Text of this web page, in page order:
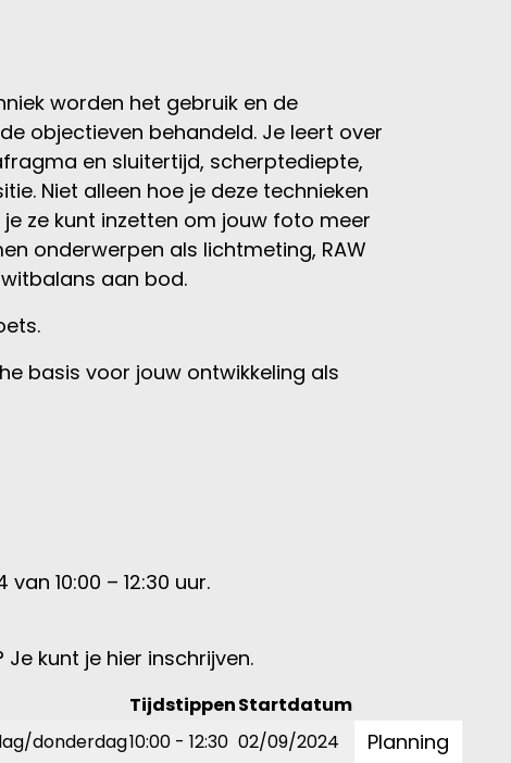
worden het gebruik en de
objectieven behandeld. Je leert over
en sluitertijd, scherptediepte,
Niet alleen hoe je deze technieken
ze kunt inzetten om jouw foto meer
onderwerpen als lichtmeting, RAW
aan bod.
basis voor jouw ontwikkeling als
10:00 – 12:30 uur.
kunt je hier inschrijven.
TijdstippenStartdatum
donderdag10:00 - 12:30 02/09/2024 Planning